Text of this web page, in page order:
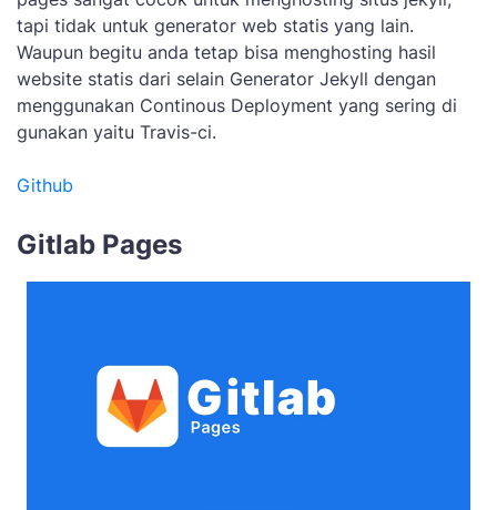
tapi tidak untuk generator web statis yang lain.
Waupun begitu anda tetap bisa menghosting hasil
website statis dari selain Generator Jekyll dengan
menggunakan Continous Deployment yang sering di
gunakan yaitu Travis-ci.
Github
Gitlab Pages